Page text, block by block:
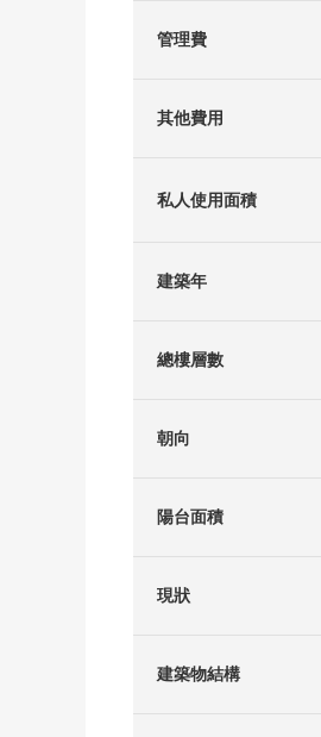
管理費
其他費用
私人使用面積
建築年
總樓層數
朝向
陽台面積
現狀
建築物結構